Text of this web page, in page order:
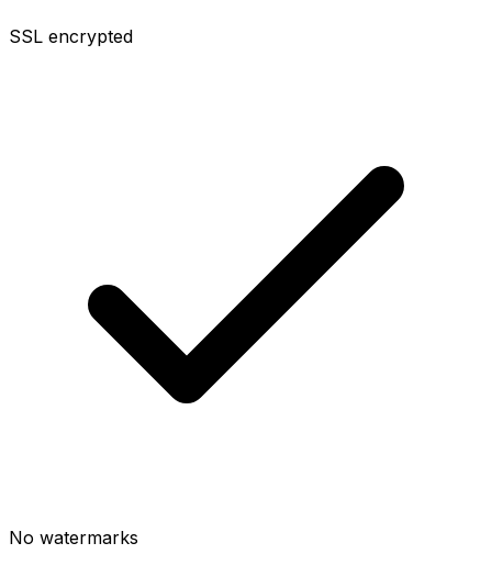
SSL encrypted
No watermarks